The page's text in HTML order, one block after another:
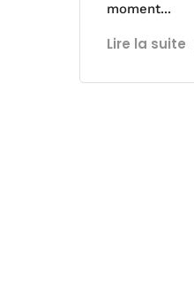
moment...
Lire la suite